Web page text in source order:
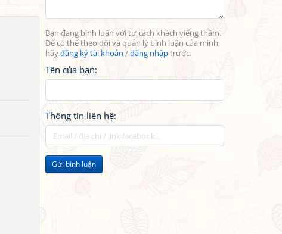
Bạn đang bình luận với tư cách khách viếng thăm.
Để có thể theo dõi và quản lý bình luận của mình,
hãyđăng ký tài khoản /đăng nhậptrước.
Tên của bạn:
Thông tin liên hệ:
Gửi bình luận